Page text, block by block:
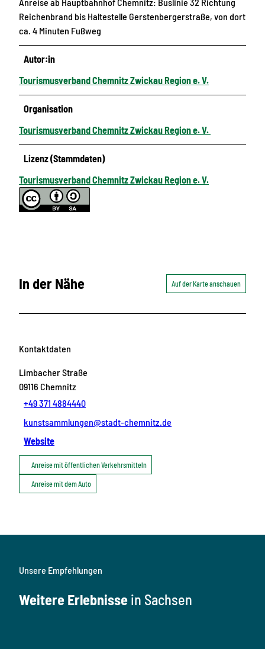
Anreise ab Hauptbahnhof Chemnitz: Buslinie 32 Richtung
Reichenbrand bis Haltestelle Gerstenbergerstraße, von dort
ca. 4 Minuten Fußweg
Autor:in
Tourismusverband Chemnitz Zwickau Region e. V.
Organisation
Tourismusverband Chemnitz Zwickau Region e. V.
Lizenz (Stammdaten)
Tourismusverband Chemnitz Zwickau Region e. V.
In der Nähe Auf der Karte anschauen
Kontaktdaten
Limbacher Straße
09116 Chemnitz
+49 371 4884440
kunstsammlungen@stadt-chemnitz.de
Website
Anreise mit öffentlichen Verkehrsmitteln
Anreise mit dem Auto
Unsere Empfehlungen
Weitere Erlebnisse in Sachsen